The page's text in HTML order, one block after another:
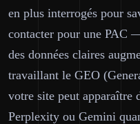
en plus interrogés pour
contacter pour une PAC
des données claires
travaillant le GEO
votre site peut apparaître
Perplexity ou Gemini